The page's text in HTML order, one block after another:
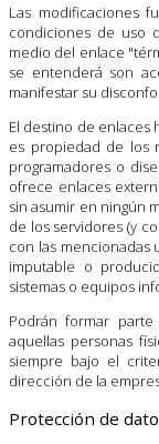
Las modificaciones
condiciones de uso
medio del enlace
se entenderá son
manifestar su
El destino de enlaces
es propiedad de los
programadores o
ofrece enlaces
sin asumir en ningún
de los servidores (y
con las mencionadas
imputable o
sistemas o equipos
Podrán formar
aquellas personas
siempre bajo el
dirección de la
Protección de